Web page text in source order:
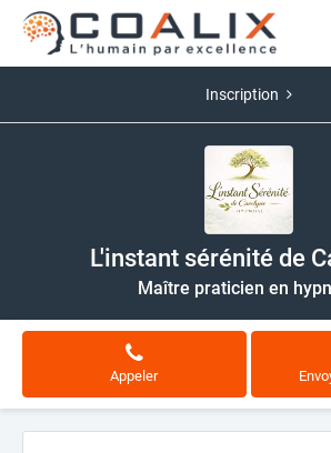
Inscription
L'instant sérénité de
Maître praticien en
Appeler